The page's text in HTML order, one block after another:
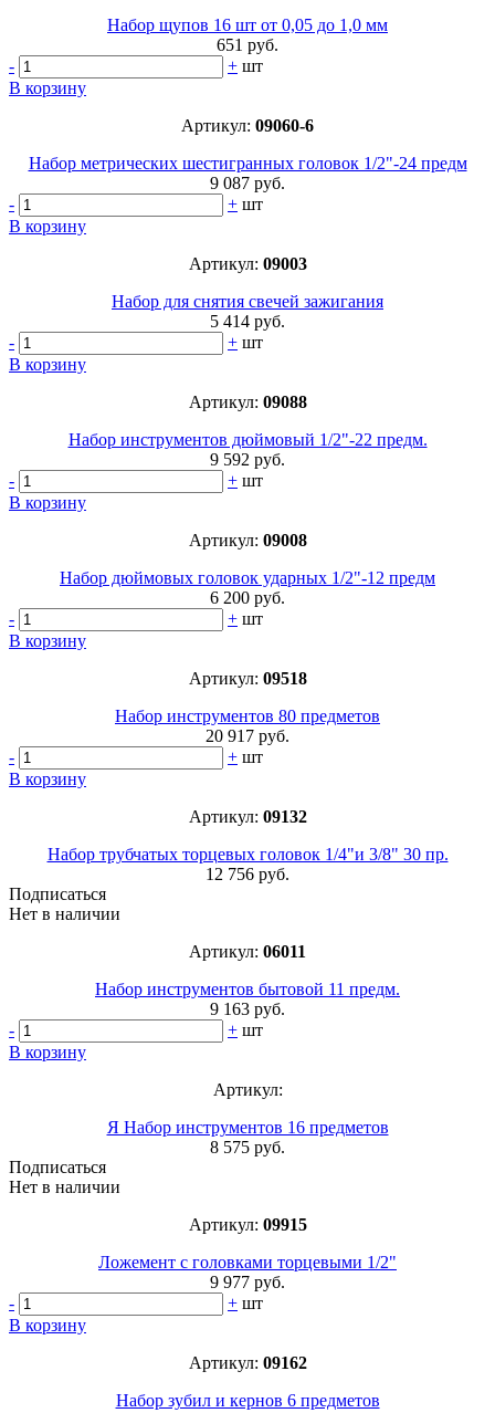
Набор щупов 16 шт от 0,05 до 1,0 мм
651 руб.
-
+ шт
В корзину
Артикул: 09060-6
Набор метрических шестигранных головок 1/2"-24 предм
9 087 руб.
-
+ шт
В корзину
Артикул: 09003
Набор для снятия свечей зажигания
5 414 руб.
-
+ шт
В корзину
Артикул: 09088
Набор инструментов дюймовый 1/2"-22 предм.
9 592 руб.
-
+ шт
В корзину
Артикул: 09008
Набор дюймовых головок ударных 1/2"-12 предм
6 200 руб.
-
+ шт
В корзину
Артикул: 09518
Набор инструментов 80 предметов
20 917 руб.
-
+ шт
В корзину
Артикул: 09132
Набор трубчатых торцевых головок 1/4"и 3/8" 30 пр.
12 756 руб.
Подписаться
Нет в наличии
Артикул: 06011
Набор инструментов бытовой 11 предм.
9 163 руб.
-
+ шт
В корзину
Артикул:
Я Набор инструментов 16 предметов
8 575 руб.
Подписаться
Нет в наличии
Артикул: 09915
Ложемент с головками торцевыми 1/2"
9 977 руб.
-
+ шт
В корзину
Артикул: 09162
Набор зубил и кернов 6 предметов